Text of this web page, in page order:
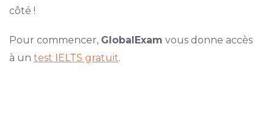
côté !
Pour commencer, GlobalExam vous donne accès
à un test IELTS gratuit.